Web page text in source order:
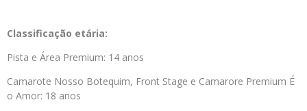
Classificação etária:
Pista e Área Premium: 14 anos
Camarote Nosso Botequim, Front Stage e Camarore Premium É
o Amor: 18 anos